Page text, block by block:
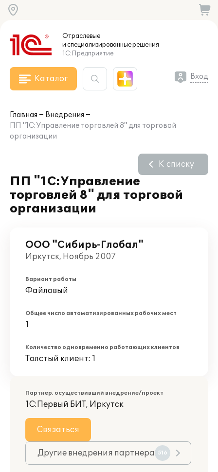
Отраслевые
и специализированныерешения
1С:Предприятие
Каталог Вход
Главная
Внедрения
ПП "1С:Управление торговлей 8" для торговой
организации
ПП "1С:Управление
торговлей 8" для торговой
организации
К списку
ООО "Сибирь-Глобал"
Иркутск, Ноябрь 2007
Вариант работы
Файловый
Общее число автоматизированных рабочих мест
1
Количество одновременно работающих клиентов
Толстый клиент: 1
Партнер, осуществивший внедрение/проект
1С:Первый БИТ, Иркутск
Связаться
Другие внедрения партнера 516